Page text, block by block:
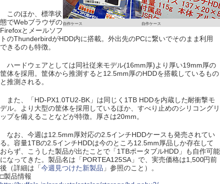
自作ケース 自作ケース
このほか、標準状
態でWebブラウザの
Firefoxとメールソフ
トのThunderbirdがHDD内に搭載。外出先のPCに繋いでそのまま利用
できるのも特徴。
ハードウェアとしては同社従来モデル(16mm厚)より厚い19mm厚の
筐体を採用。筐体から推測すると12.5mm厚のHDDを搭載しているもの
と推測される。
また、「HD-PX1.0TU2-BK」は同じく1TB HDDを内蔵した耐衝撃モ
デル。より大型の筐体を採用しているほか、すべり止めのシリコングリ
ップを備えることなどが特徴。厚さは20mm。
なお、今週は12.5mm厚対応の2.5インチHDDケースも発売されてい
る。容量1TBの2.5インチHDDは今のところ12.5mm厚品しか存在して
おらず、こうした製品が出たことで「1TBポータブルHDD」も自作可能
になってきた。製品名は「PORTEA125SA」で、実売価格は1,500円前
後（詳細は「今週見つけた新製品 」参照のこと）。
□製品情報